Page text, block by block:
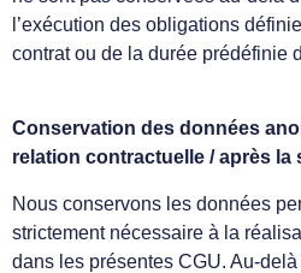
l’exécution des obligations
contrat ou de la durée prédéfinie
Conservation des données
relation contractuelle / après
Nous conservons les données
strictement nécessaire à la
dans les présentes CGU. Au-